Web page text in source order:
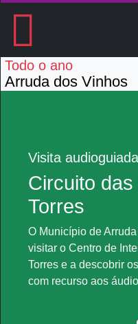
Todo o ano
Arruda dos Vinhos
Visita
Circuito
Torres
O Município de
visitar o Centro de
Torres e a descobrir
com recurso aos